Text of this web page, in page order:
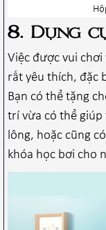
8. Dụng
Việc được vui
rất yêu thích, đặc
Bạn có thể tặng
trí vừa có thể giúp
lông, hoặc cũng
khóa học bơi cho